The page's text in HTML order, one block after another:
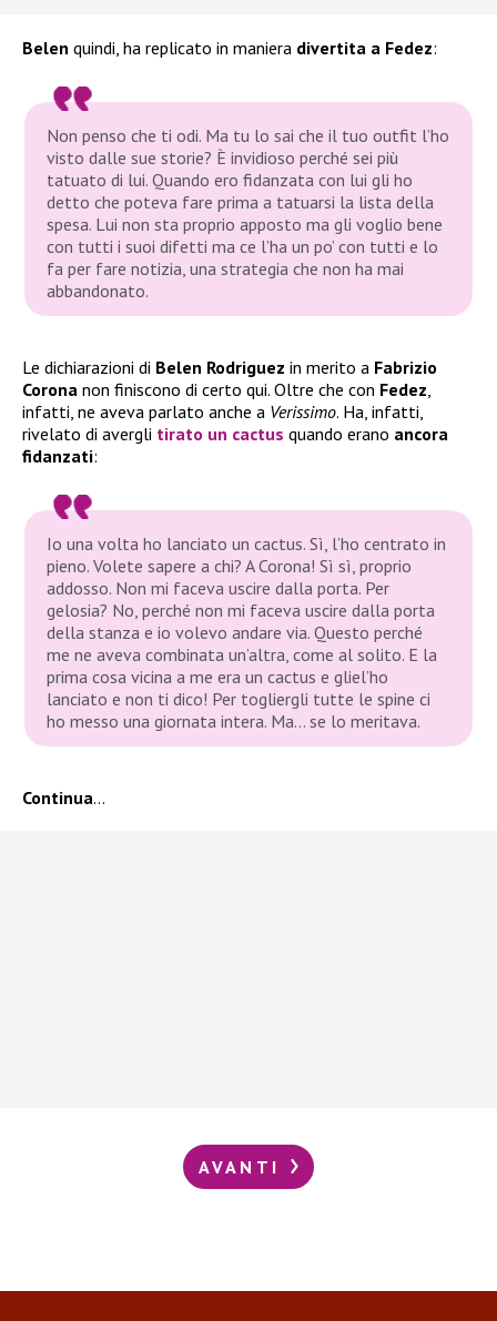
Belen quindi, ha replicato in maniera divertita a Fedez:
Non penso che ti odi. Ma tu lo sai che il tuo outfit l’ho
visto dalle sue storie? È invidioso perché sei più
tatuato di lui. Quando ero fidanzata con lui gli ho
detto che poteva fare prima a tatuarsi la lista della
spesa. Lui non sta proprio apposto ma gli voglio bene
con tutti i suoi difetti ma ce l’ha un po’ con tutti e lo
fa per fare notizia, una strategia che non ha mai
abbandonato.
Le dichiarazioni di Belen Rodriguez in merito a Fabrizio
Corona non finiscono di certo qui. Oltre che con Fedez
infatti, ne aveva parlato anche a Verissimo. Ha, infatti,
rivelato di avergli tirato un cactus quando erano ancora
fidanzati:
Io una volta ho lanciato un cactus. Sì, l’ho centrato in
pieno. Volete sapere a chi? A Corona! Sì sì, proprio
addosso. Non mi faceva uscire dalla porta. Per
gelosia? No, perché non mi faceva uscire dalla porta
della stanza e io volevo andare via. Questo perché
me ne aveva combinata un’altra, come al solito. E la
prima cosa vicina a me era un cactus e gliel’ho
lanciato e non ti dico! Per togliergli tutte le spine ci
ho messo una giornata intera. Ma… se lo meritava.
Continua…
AVANTI